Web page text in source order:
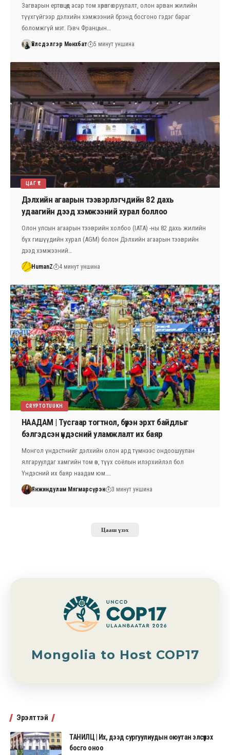
Загварын ертөнцөд асар том хөрөнгө оруулалт, олон арван жилийн
түүхгүйгээр дэлхийн хэмжээний брэнд босгоно гэдэг бараг
боломжгүй мэт. Гэвч Францын…
Үйлсдэлгэр Мөнхбат 5 минут уншина
ЦАГ ҮЕ
Дэлхийн агаарын тээвэрлэгчдийн 82 дахь
удаагийн дээд хэмжээний хурал боллоо
Олон улсын агаарын тээврийн холбоо (IATA) -ны 82 дахь жилийн
бүх гишүүдийн хурал (AGM) болон Дэлхийн агаарын тээврийн
дээд хэмжээний…
HumanZ 4 минут уншина
CRYPTOTUUKH
НААДАМ | Тусгаар тогтнол, бүрэн эрхт байдлыг
бэлгэдсэн үндэсний уламжлалт их баяр
Монгол үндэстнийг дэлхийн олон ард түмнээс ондоошуулан
ялгаруулдаг хамгийн том өв, түүх соёлын илэрхийлэл бол
Үндэсний их баяр наадам юм.…
Янжиндулам Мягмарсүрэн 3 минут уншина
Цааш үзэх
Mongolia to Host COP17
Эрэлттэй
ТАНИЛЦ | Их, дээд сургуулиудын оюутан элсүүлэх
босго оноо